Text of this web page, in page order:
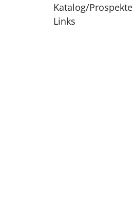
Katalog/Prospekte
Links